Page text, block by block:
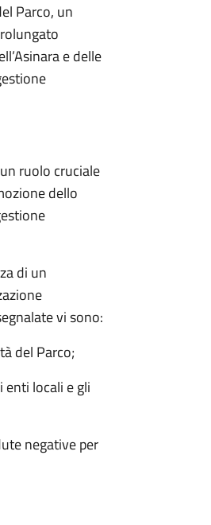
Parco, un
e delle
ruolo cruciale
dello
di un
vi sono:
del Parco;
locali e gli
negative per